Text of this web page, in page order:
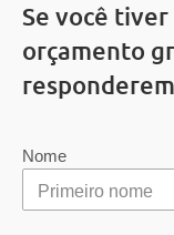
Se você
orçamento
Nome